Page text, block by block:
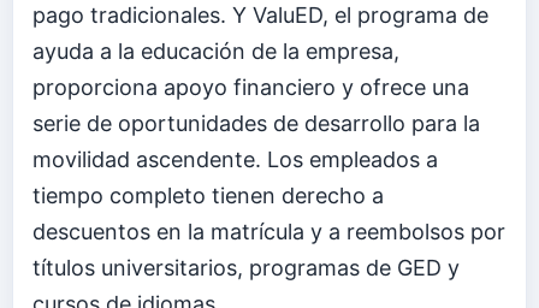
pago tradicionales. Y ValuED, el programa de
ayuda a la educación de la empresa,
proporciona apoyo financiero y ofrece una
serie de oportunidades de desarrollo para la
movilidad ascendente. Los empleados a
tiempo completo tienen derecho a
descuentos en la matrícula y a reembolsos por
títulos universitarios, programas de GED y